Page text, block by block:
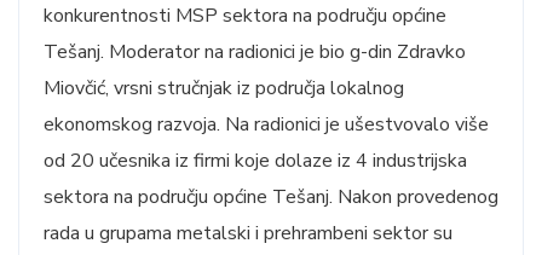
konkurentnosti MSP sektora na području općine
Tešanj. Moderator na radionici je bio g-din Zdravko
Miovčić, vrsni stručnjak iz područja lokalnog
ekonomskog razvoja. Na radionici je ušestvovalo više
od 20 učesnika iz firmi koje dolaze iz 4 industrijska
sektora na području općine Tešanj. Nakon provedenog
rada u grupama metalski i prehrambeni sektor su